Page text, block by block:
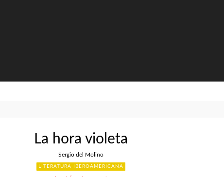
La hora violeta
Sergio del Molino
LITERATURA IBEROAMERICANA